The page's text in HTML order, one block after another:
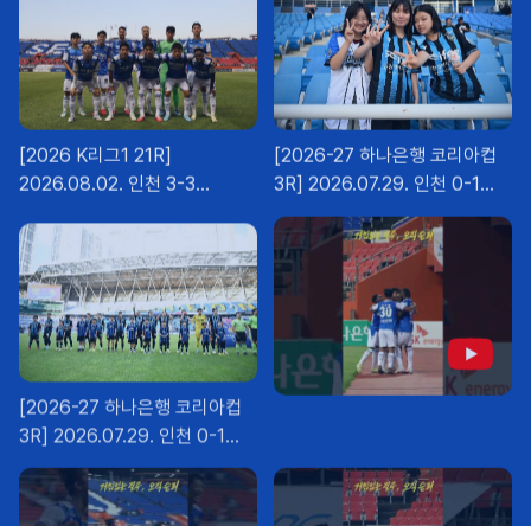
[2026 K리그1 21R]
2026.08.02. 인천 3-3
[2026-27 하나은행 코리아컵
3R] 2026.07.29. 인천 0-1
김포FC (2)
[2026-27 하나은행 코리아컵
3R] 2026.07.29. 인천 0-1
김포FC (1)